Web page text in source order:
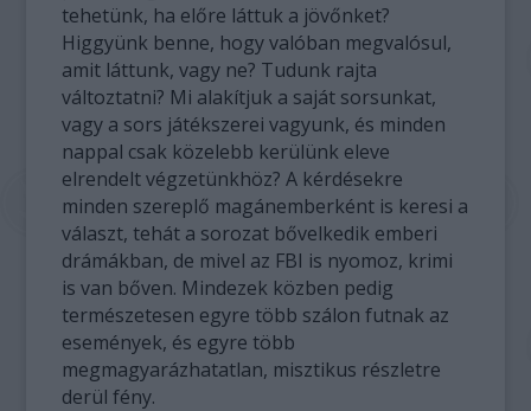
tehetünk, ha előre láttuk a jövőnket?
Higgyünk benne, hogy valóban megvalósul,
amit láttunk, vagy ne? Tudunk rajta
változtatni? Mi alakítjuk a saját sorsunkat,
vagy a sors játékszerei vagyunk, és minden
nappal csak közelebb kerülünk eleve
elrendelt végzetünkhöz? A kérdésekre
minden szereplő magánemberként is keresi a
választ, tehát a sorozat bővelkedik emberi
drámákban, de mivel az FBI is nyomoz, krimi
is van bőven. Mindezek közben pedig
természetesen egyre több szálon futnak az
események, és egyre több
megmagyarázhatatlan, misztikus részletre
derül fény.